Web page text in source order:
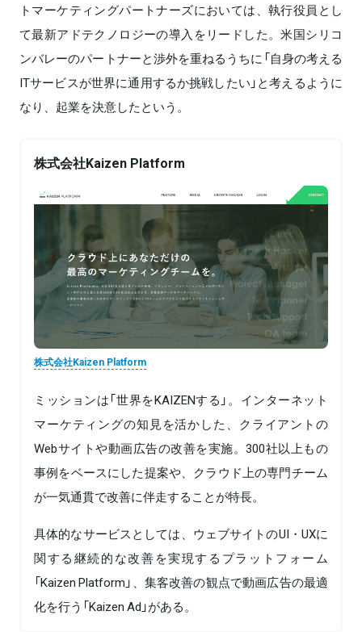
トマーケティングパートナーズにおいては、執行役員とし
て最新アドテクノロジーの導入をリードした。米国シリコ
ンバレーのパートナーと渉外を重ねるうちに「自身の考える
ITサービスが世界に通用するか挑戦したい」と考えるように
なり、起業を決意したという。
株式会社Kaizen Platform
株式会社Kaizen Platform
ミッションは「世界をKAIZENする」。インターネット
マーケティングの知見を活かした、クライアントの
Webサイトや動画広告の改善を実施。300社以上もの
事例をベースにした提案や、クラウド上の専門チーム
が一気通貫で改善に伴走することが特長。
具体的なサービスとしては、ウェブサイトのUI・UXに
関する継続的な改善を実現するプラットフォーム
「Kaizen Platform」、集客改善の観点で動画広告の最適
化を行う「Kaizen Ad」がある。